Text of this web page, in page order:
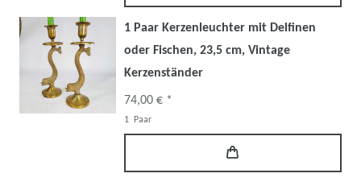
1 Paar Kerzenleuchter mit Delfinen
oder Fischen, 23,5 cm, Vintage
Kerzenständer
74,00 € *
1 Paar